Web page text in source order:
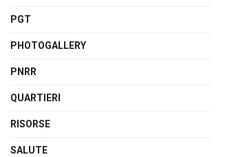
PGT
PHOTOGALLERY
PNRR
QUARTIERI
RISORSE
SALUTE